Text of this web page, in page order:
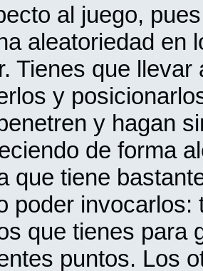
al juego,
aleatoriedad en
Tienes que
y
y hagan
de forma
que tiene
poder
que tienes para
puntos. Los